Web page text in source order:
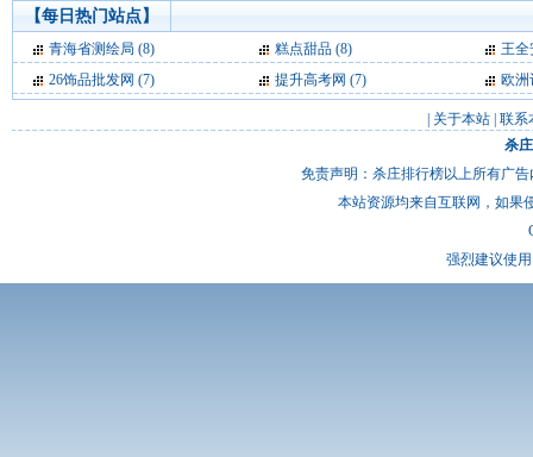
【每日热门站点】
青海省测绘局 (8) 糕点甜品 (8)
王全
26饰品批发网 (7) 提升高考网 (7) 欧洲
关于本站 联系
杀
免责声明：杀庄排行榜以上所有广
本站资源均来自互联网，如果
强烈建议使